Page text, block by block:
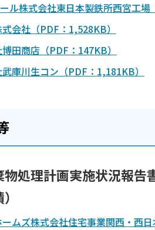
ル株式会社東日本製鉄所西宮工場
会社（PDF：1,528KB）
田商店（PDF：147KB）
庫川生コン（PDF：1,181KB）
物処理計画実施状況報告
ムズ株式会社住宅事業関西・西